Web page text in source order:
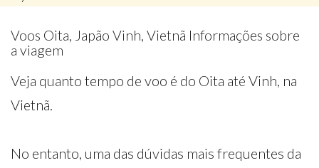
Voos Oita, Japão Vinh, Vietnã Informações sobre
a viagem
Veja quanto tempo de voo é do Oita até Vinh, na
Vietnã.
No entanto, uma das dúvidas mais frequentes da